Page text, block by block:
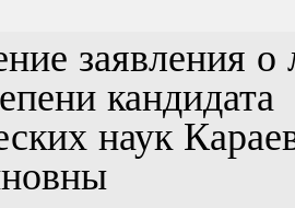
заявления
кандидата
наук